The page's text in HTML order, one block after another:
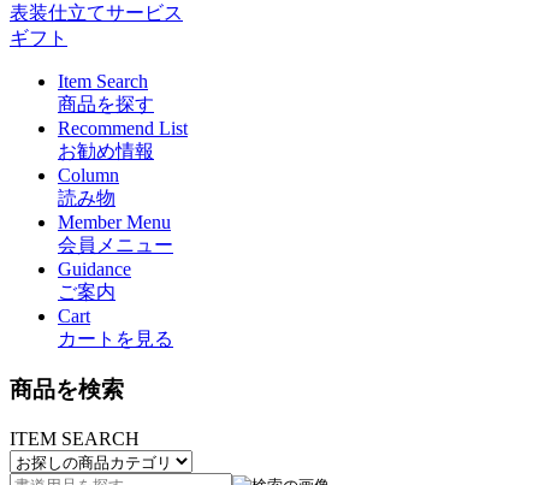
表装仕立てサービス
ギフト
Item Search
商品を探す
Recommend List
お勧め情報
Column
読み物
Member Menu
会員メニュー
Guidance
ご案内
Cart
カートを見る
商品を検索
ITEM SEARCH